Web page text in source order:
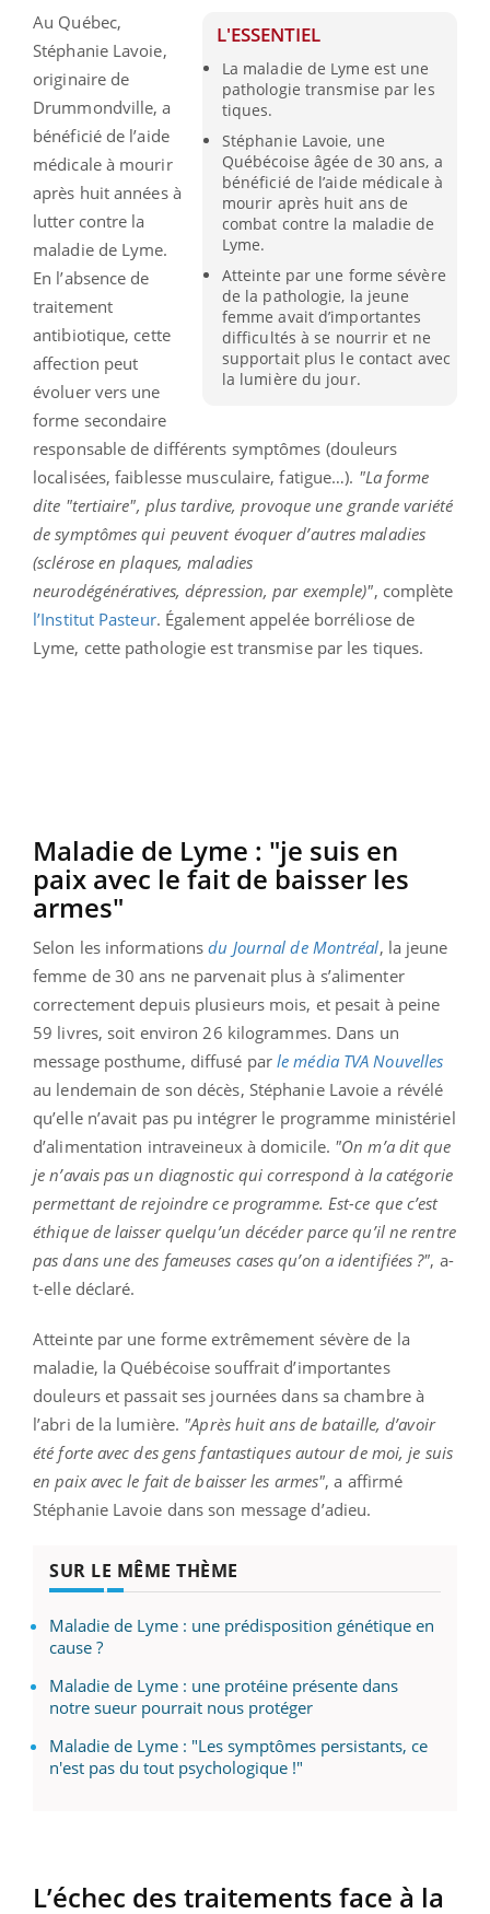
L'ESSENTIEL
La maladie de Lyme est une
pathologie transmise par les
tiques.
Stéphanie Lavoie, une
Québécoise âgée de 30 ans, a
bénéficié de l’aide médicale à
mourir après huit ans de
combat contre la maladie de
Lyme.
Atteinte par une forme sévère
de la pathologie, la jeune
femme avait d’importantes
difficultés à se nourrir et ne
supportait plus le contact avec
la lumière du jour.
Au Québec,
Stéphanie Lavoie,
originaire de
Drummondville, a
bénéficié de l’aide
médicale à mourir
après huit années à
lutter contre la
maladie de Lyme.
En l’absence de
traitement
antibiotique, cette
affection peut
évoluer vers une
forme secondaire
responsable de différents symptômes (douleurs
localisées, faiblesse musculaire, fatigue…). "La forme
dite "tertiaire", plus tardive, provoque une grande variété
de symptômes qui peuvent évoquer d’autres maladies
(sclérose en plaques, maladies
neurodégénératives, dépression, par exemple)", complète
l’Institut Pasteur. Également appelée borréliose de
Lyme, cette pathologie est transmise par les tiques.
Maladie de Lyme : "je suis en
paix avec le fait de baisser les
armes"
Selon les informationsdu Journal de Montréal, la jeune
femme de 30 ans ne parvenait plus à s’alimenter
correctement depuis plusieurs mois, et pesait à peine
59 livres, soit environ 26 kilogrammes. Dans un
message posthume, diffusé parle média TVA Nouvelles
au lendemain de son décès, Stéphanie Lavoie a révélé
qu’elle n’avait pas pu intégrer le programme ministériel
d’alimentation intraveineux à domicile. "On m’a dit que
je n’avais pas un diagnostic qui correspond à la catégorie
permettant de rejoindre ce programme. Est-ce que c’est
éthique de laisser quelqu’un décéder parce qu’il ne rentre
pas dans une des fameuses cases qu’on a identifiées ?", a-
t-elle déclaré.
Atteinte par une forme extrêmement sévère de la
maladie, la Québécoise souffrait d’importantes
douleurs et passait ses journées dans sa chambre à
l’abri de la lumière. "Après huit ans de bataille, d’avoir
été forte avec des gens fantastiques autour de moi, je suis
en paix avec le fait de baisser les armes", a affirmé
Stéphanie Lavoie dans son message d’adieu.
SUR LE MÊME THÈME
Maladie de Lyme : une prédisposition génétique en
cause ?
Maladie de Lyme : une protéine présente dans
notre sueur pourrait nous protéger
Maladie de Lyme : "Les symptômes persistants, ce
n'est pas du tout psychologique !"
L’échec des traitements face à la